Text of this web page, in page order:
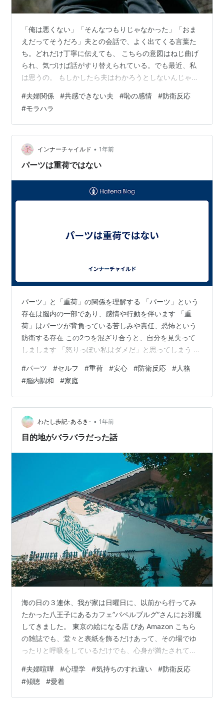
「俺は悪くない」「そんなつもりじゃなかった」「おま
えだってそうだろ」夫との会話で、よく出てくる言葉た
ち。どれだけ丁寧に伝えても、 こちらの意図はねじ曲げ
られ、気づけば話がすり替えられている。でも最近、私
は思うの。 もしかしたら夫はわかろうとしないんじゃな
トリセツ読めば少しは夫が理解ができるかも？ リンク▼
こちらもどうぞ www.yamachi-choose.com 💧 共感でき
ない夫の「恥の感情」とは？心理学では、「恥」は自分
の存在そのものが否定されたように感じる感情なんだっ
て。「悪いことをした」と思う【罪悪感】とは違って、
「自分という人間が…
#夫婦関係 #共感できない夫 #恥の感情 #防衛反応
#モラハラ
インナーチャイルド • 1年前
パーツは重荷ではない
パーツ」と「重荷」の関係を理解する 「パーツ」という
存在は脳内の一部であり、感情や行動を伴います 「重
荷」はパーツが背負っている苦しみや責任、恐怖という
防衛する存在 この2つを混ざり合うと、自分を見失って
しまします 「怒りっぽい私はダメだ」と思ってしまう →
ツ このように、重荷を“自分自身”だと勘違いすると、自
分をよくない癖とし戸惑います。 「パーツ」はあなたの
一部であり、愛する存在。 「重荷」はそのパーツが背負
ってしまった痛みであり、あなた自身のものではありま
せん。 🤝 パーツとの交渉と癒し 、まずその（守りパー
ツ）パーツに語り掛けます…
#パーツ #セルフ #重荷 #安心 #防衛反応 #人格
#脳内調和 #家庭
わたし歩記-あるき- • 1年前
目的地がバラバラだった話
海の日の３連休、我が家は日曜日に、以前から行ってみ
たかった八王子にあるカフェ”パペルブルグ”さんにお邪魔
してきました。 東京の絵になる店 ぴあ Amazon こちら
の雑誌でも、堂々と表紙を飾るだけあって、その場でゆ
ったりと呼吸をしているだけでも、心身が満たされてい
も、デザートも、珈琲も美味しかったです。都会の喧騒
から離れ、静かにおとなの休日を味わいたい方にはぴっ
たりのカフェです。（小学生以下のお子さんは入店不可
#夫婦喧嘩 #心理学 #気持ちのすれ違い #防衛反応
#傾聴 #愛着